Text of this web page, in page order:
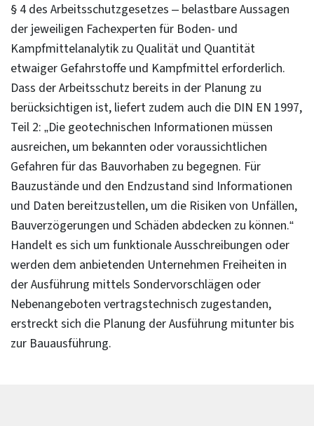
§ 4 des Arbeitsschutzgesetzes – belastbare Aussagen
der jeweiligen Fachexperten für Boden- und
Kampfmittelanalytik zu Qualität und Quantität
etwaiger Gefahrstoffe und Kampfmittel erforderlich.
Dass der Arbeitsschutz bereits in der Planung zu
berücksichtigen ist, liefert zudem auch die DIN EN 1997,
Teil 2: „Die geotechnischen Informationen müssen
ausreichen, um bekannten oder voraussichtlichen
Gefahren für das Bauvorhaben zu begegnen. Für
Bauzustände und den Endzustand sind Informationen
und Daten bereitzustellen, um die Risiken von Unfällen,
Bauverzögerungen und Schäden abdecken zu können.“
Handelt es sich um funktionale Ausschreibungen oder
werden dem anbietenden Unternehmen Freiheiten in
der Ausführung mittels Sondervorschlägen oder
Nebenangeboten vertragstechnisch zugestanden,
erstreckt sich die Planung der Ausführung mitunter bis
zur Bauausführung.